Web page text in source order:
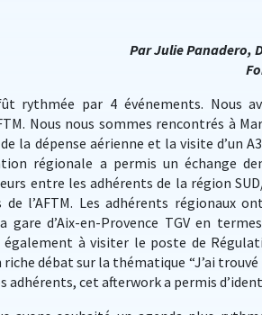
Par Julie Panadero,
fût rythmée par 4 événements. Nous
Nous nous sommes rencontrés à
la dépense aérienne et la visite d’un
régionale a permis un échange
entre les adhérents de la région
de l’AFTM. Les adhérents régionaux
gare d’Aix-en-Provence TGV en
également à visiter le poste de
riche débat sur la thématique “J’ai
adhérents, cet afterwork a permis